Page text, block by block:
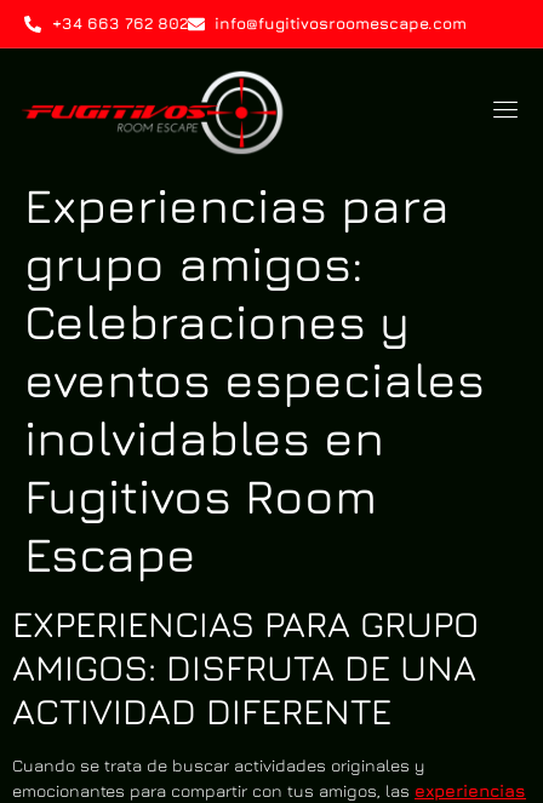
+34 663 762 802 info@fugitivosroomescape.com
Experiencias para
grupo amigos:
Celebraciones y
eventos especiales
inolvidables en
Fugitivos Room
Escape
EXPERIENCIAS PARA GRUPO
AMIGOS: DISFRUTA DE UNA
ACTIVIDAD DIFERENTE
Cuando se trata de buscar actividades originales y
emocionantes para compartir con tus amigos, las experiencias